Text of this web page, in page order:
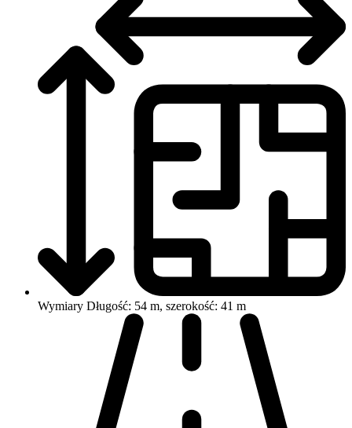
Wymiary Długość: 54 m, szerokość: 41 m